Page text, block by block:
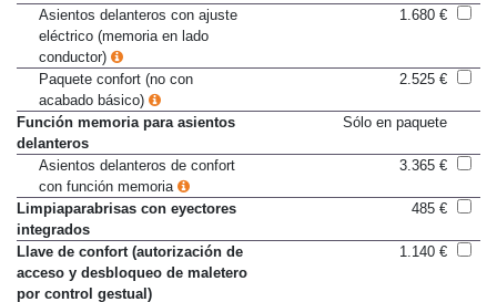
del conductor
Asientos delanteros con ajuste
eléctrico (memoria en lado
conductor)
Paquete confort (no con
acabado básico)
Función memoria para asientos
delanteros
Asientos delanteros de confort
con función memoria
Limpiaparabrisas con eyectores
integrados
Llave de confort (autorización de
acceso y desbloqueo de maletero